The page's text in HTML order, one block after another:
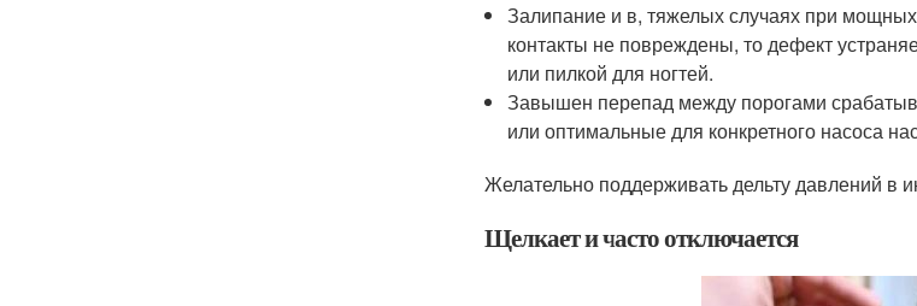
Залипание и в, тяжелых случаях при
контакты не повреждены, то дефект
или пилкой для ногтей.
Завышен перепад между порогами
или оптимальные для конкретного насоса
Желательно поддерживать дельту давлений в
Щелкает и часто отключается